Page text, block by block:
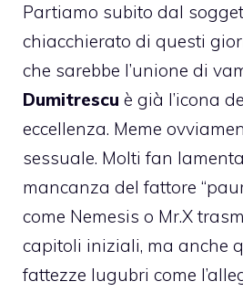
Partiamo subito dal
chiacchierato di questi
che sarebbe l’unione di
Dumitrescu è già l’icona
eccellenza. Meme
sessuale. Molti fan
mancanza del fattore
come Nemesis o Mr.X
capitoli iniziali, ma anche
fattezze lugubri come